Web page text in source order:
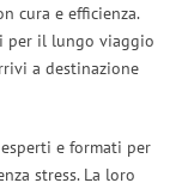
cura e efficienza.
per il lungo viaggio
a destinazione
e formati per
stress. La loro